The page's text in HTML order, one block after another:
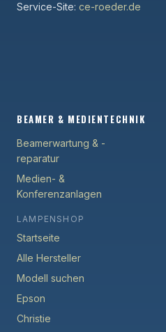
Service-Site: ce-roeder.de
BEAMER & MEDIENTECHNIK
Beamerwartung & -
reparatur
Medien- &
Konferenzanlagen
LAMPENSHOP
Startseite
Alle Hersteller
Modell suchen
Epson
Christie